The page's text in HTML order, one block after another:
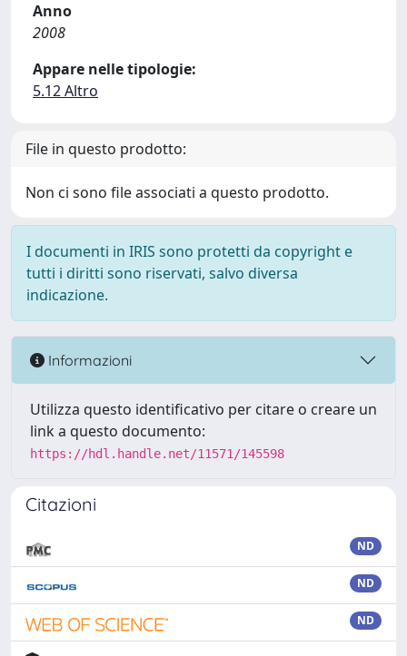
Anno
2008
Appare nelle tipologie:
5.12 Altro
File in questo prodotto:
Non ci sono file associati a questo prodotto.
I documenti in IRIS sono protetti da copyright e
tutti i diritti sono riservati, salvo diversa
indicazione.
Informazioni
Utilizza questo identificativo per citare o creare un
link a questo documento:
https://hdl.handle.net/11571/145598
Citazioni
ND
ND
ND